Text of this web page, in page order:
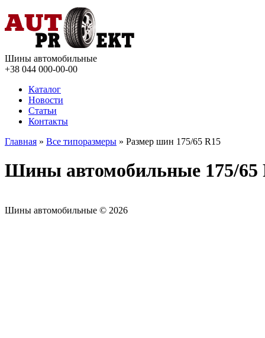
Шины автомобильные
+38 044 000-00-00
Каталог
Новости
Статьи
Контакты
Главная » Все типоразмеры » Размер шин 175/65 R15
Шины автомобильные 175/65
Шины автомобильные © 2026